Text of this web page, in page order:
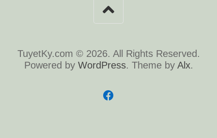
TuyetKy.com © 2026. All Rights Reserved.
Powered by WordPress. Theme by Alx.